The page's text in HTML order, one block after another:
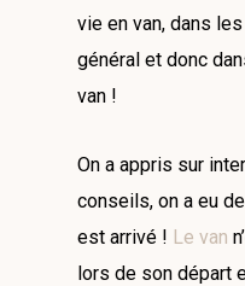
vie en van, dans
général et donc
van !
On a appris sur
conseils, on a eu
est arrivé ! Le van
lors de son départ